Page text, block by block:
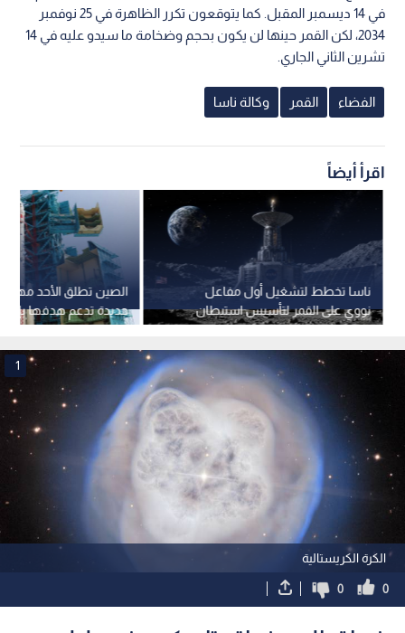
في 14 ديسمبر المقبل. كما يتوقعون تكرر الظاهرة في 25 نوفمبر
2034، لكن القمر حينها لن يكون بحجم وضخامة ما سيدو عليه في 14
تشرين الثاني الجاري.
الفضاء القمر وكالة ناسا
اقرأ أيضاً
الصين تطلق الأحد مهمة
جديدة تدعم هدفها
فضاء إلى القمر
ناسا تخطط لتشغيل أول مفاعل
نووي على القمر لتأسيس استيطان
بشري دائم
الكرة الكريستالية
1
0
0